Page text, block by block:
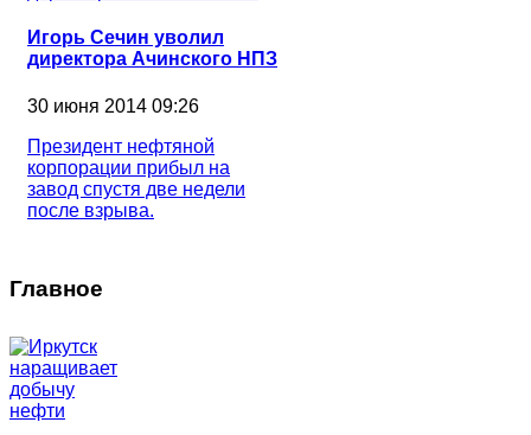
Игорь Сечин уволил
директора Ачинского НПЗ
30 июня 2014 09:26
Президент нефтяной
корпорации прибыл на
завод спустя две недели
после взрыва.
Главное